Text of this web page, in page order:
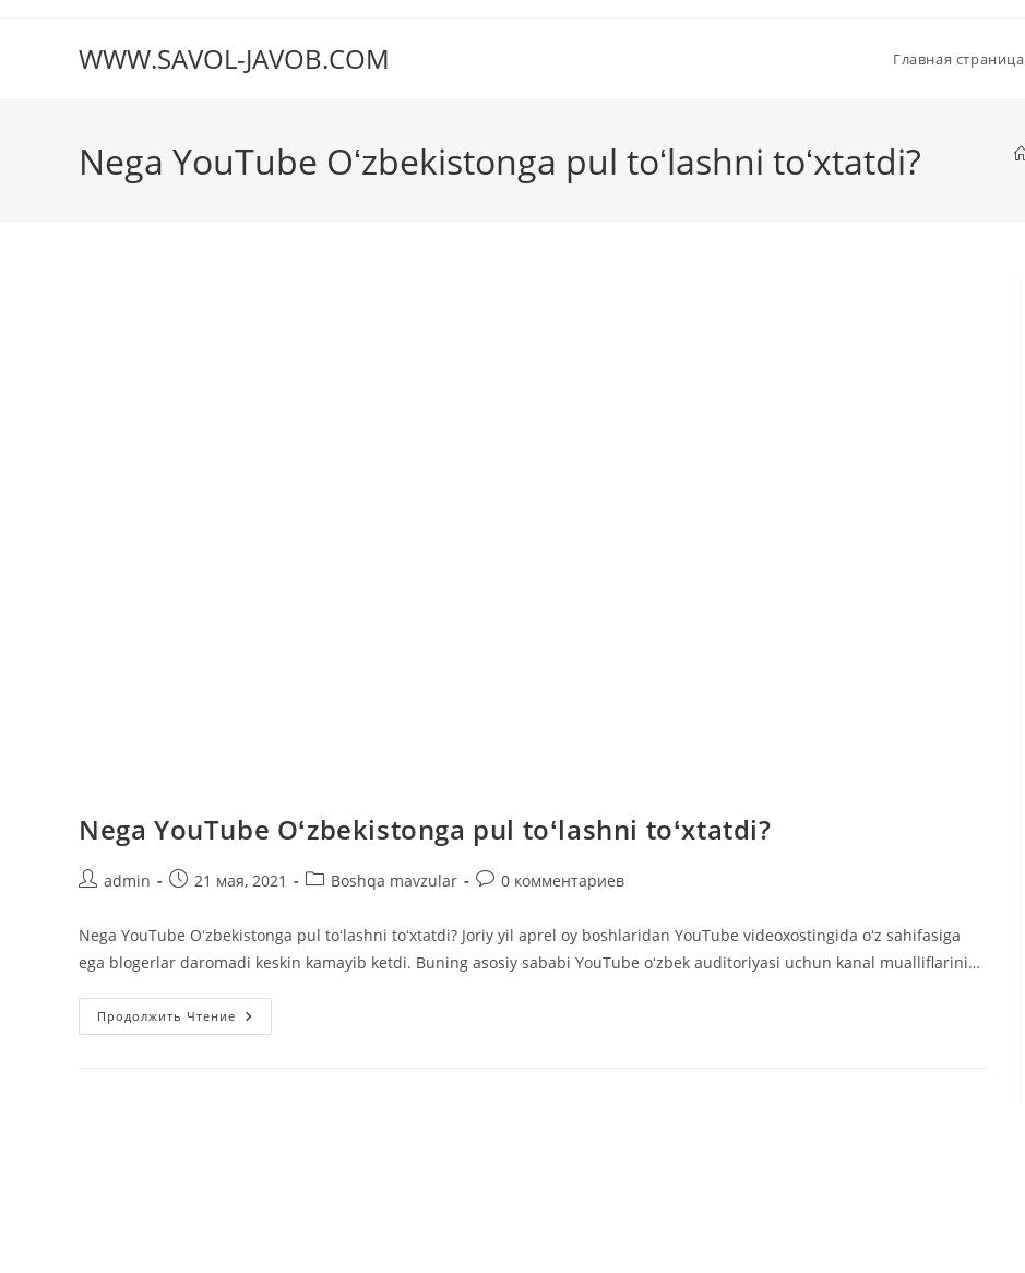
содержимомуWWW.SAVOL-JAVOB.COM Главная страница
Nega YouTube Oʻzbekistonga pul toʻlashni toʻxtatdi?
Nega YouTube Oʻzbekistonga pul toʻlashni toʻxtatdi?
Авторadmin
Запись21 мая, 2021
Рубрика
Boshqa mavzular
Комментарии
записи:
0 комментариев
Nega YouTube Oʻzbekistonga pul toʻlashni toʻxtatdi? Joriy yil aprel oy boshlaridan YouTube videoxostingida oʻz sahifasiga
ega blogerlar daromadi keskin kamayib ketdi. Buning asosiy sababi YouTube oʻzbek auditoriyasi uchun kanal mualliflarini…
Продолжить Чтение Nega
YouTube